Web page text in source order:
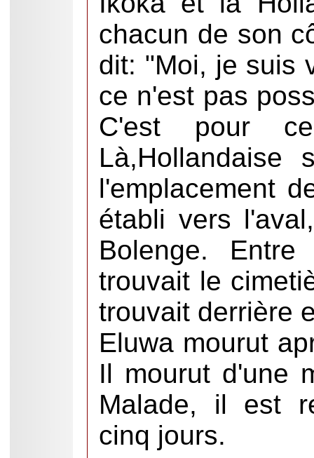
chacun de son
dit: "Moi, je suis
ce n'est pas
C'est pour
Là,Hollandaise
l'emplacement
établi vers
Bolenge.
trouvait le
trouvait derrière
Eluwa mourut
Il mourut d'une
Malade, il est
cinq jours.